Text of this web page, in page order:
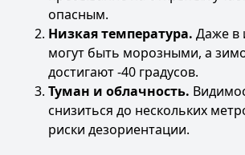
опасным.
Низкая температура. Даже в
могут быть морозными, а
достигают -40 градусов.
Туман и облачность.
снизиться до нескольких
риски дезориентации.